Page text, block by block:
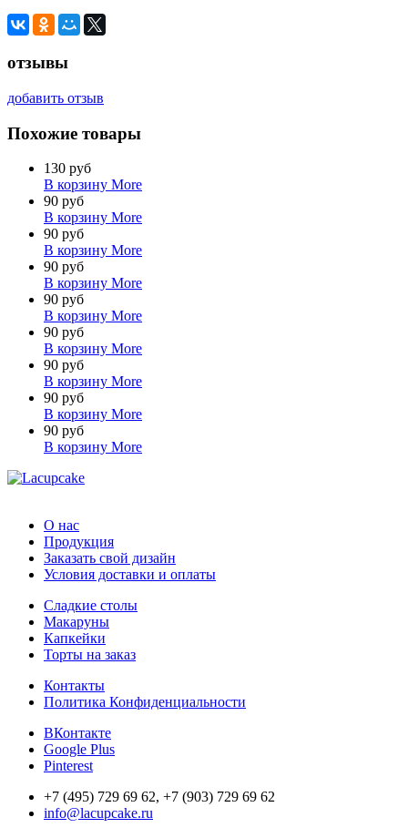
отзывы
добавить отзыв
Похожие товары
130 руб
В корзину More
90 руб
В корзину More
90 руб
В корзину More
90 руб
В корзину More
90 руб
В корзину More
90 руб
В корзину More
90 руб
В корзину More
90 руб
В корзину More
90 руб
В корзину More
О нас
Продукция
Заказать свой дизайн
Условия доставки и оплаты
Сладкие столы
Макаруны
Капкейки
Торты на заказ
Контакты
Политика Конфиденциальности
ВКонтакте
Google Plus
Pinterest
+7 (495) 729 69 62, +7 (903) 729 69 62
info@lacupcake.ru